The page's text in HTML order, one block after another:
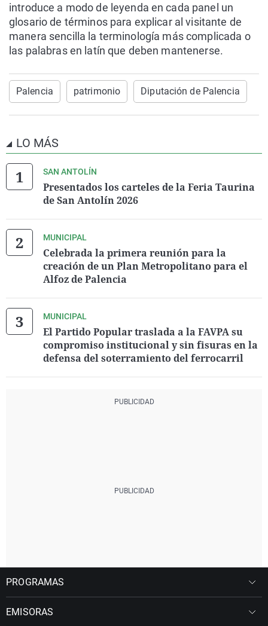
introduce a modo de leyenda en cada panel un
glosario de términos para explicar al visitante de
manera sencilla la terminología más complicada o
las palabras en latín que deben mantenerse.
Palencia patrimonio Diputación de Palencia
LO MÁS
SAN ANTOLÍN
Presentados los carteles de la Feria Taurina
de San Antolín 2026
MUNICIPAL
Celebrada la primera reunión para la
creación de un Plan Metropolitano para el
Alfoz de Palencia
MUNICIPAL
El Partido Popular traslada a la FAVPA su
compromiso institucional y sin fisuras en la
defensa del soterramiento del ferrocarril
PROGRAMAS
EMISORAS